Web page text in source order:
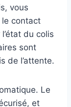
vous
le contact
du colis
sont
de l’attente.
Le
et